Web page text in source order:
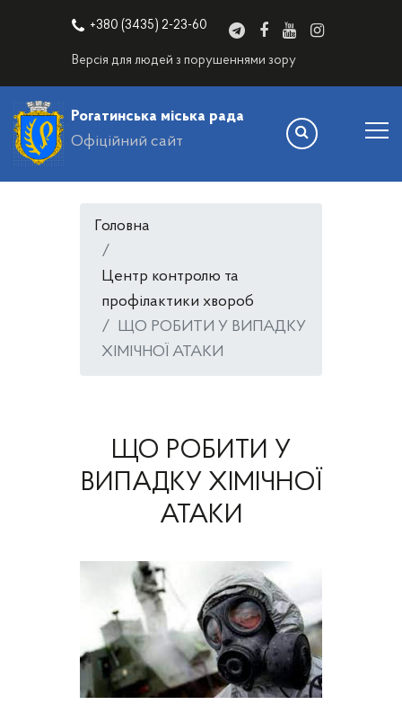
+380 (3435) 2-23-60
Версія для людей з порушеннями зору
Рогатинська міська рада
Офіційний сайт
Головна
Центр контролю та
профілактики хвороб
ЩО РОБИТИ У ВИПАДКУ
ХІМІЧНОЇ АТАКИ
ЩО РОБИТИ У
ВИПАДКУ ХІМІЧНОЇ
АТАКИ